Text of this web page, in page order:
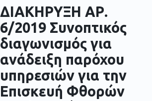
ΔΙΑΚΗΡΥΞΗ ΑΡ.
6/2019 Συνοπτικός
διαγωνισμός για
ανάδειξη παρόχου
υπηρεσιών για την
Επισκευή Φθορών